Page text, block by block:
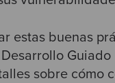
estas buenas
Desarrollo Guiado
sobre cómo